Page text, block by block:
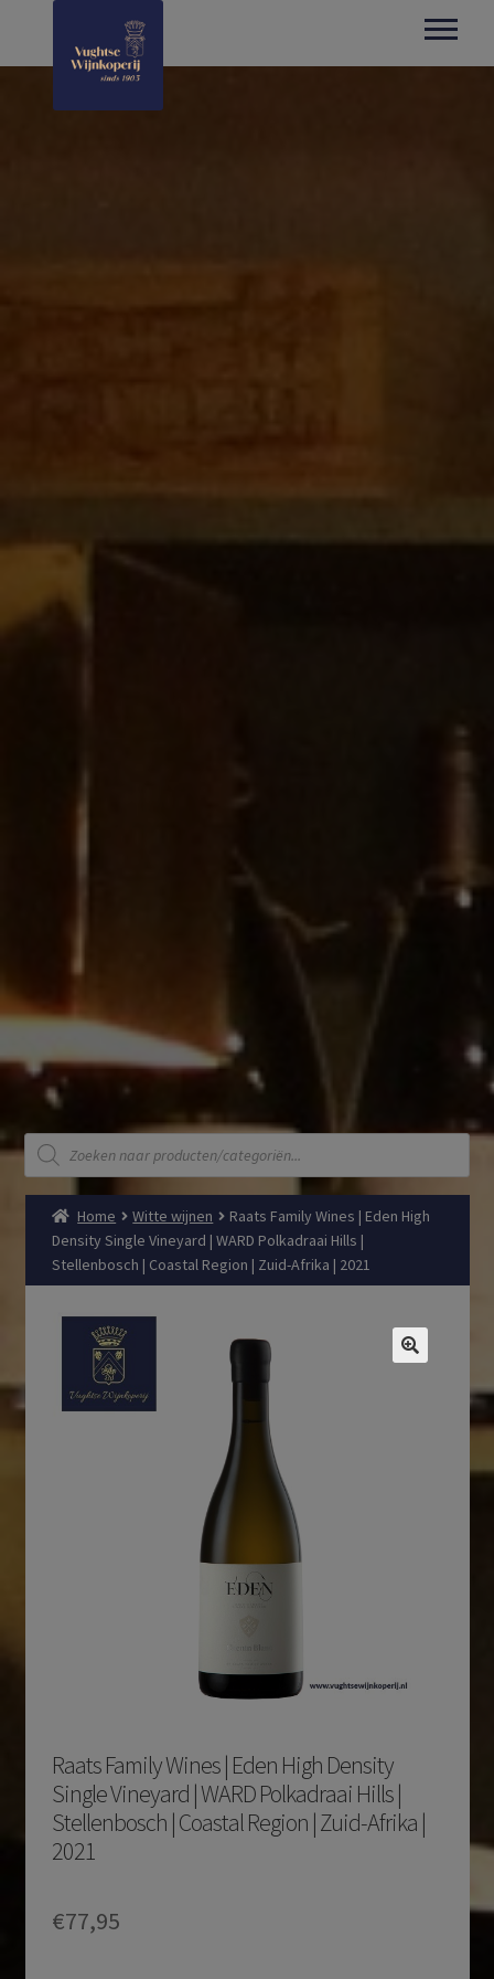
Producten
zoeken
Home Witte wijnen
Raats Family Wines | Eden High
Density Single Vineyard | WARD Polkadraai Hills |
Stellenbosch | Coastal Region | Zuid-Afrika | 2021
Raats Family Wines | Eden High Density
Single Vineyard | WARD Polkadraai Hills |
Stellenbosch | Coastal Region | Zuid-Afrika |
2021
€77,95